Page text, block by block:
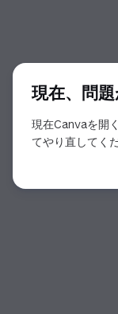
現在、問
現在Canvaを開
てやり直してく